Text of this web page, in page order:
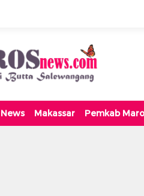
Salewangang
News Makassar Pemkab